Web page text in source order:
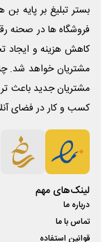
بستر تبلیغ بر پایه
فروشگاه ها در صحنه
کاهش هزینه و ایجاد
مشتریان خواهد شد.
مشتریان جدید باعث
کسب و کار در فضای
لینک‌های مهم
درباره ما
تماس با ما
قوانین استفاده